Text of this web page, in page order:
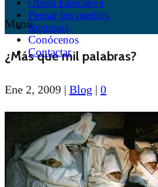
Pensar los medios
Recursos
Conócenos
Contactar
Menú
¿Más que mil palabras?
Ene 2, 2009 | Blog | 0